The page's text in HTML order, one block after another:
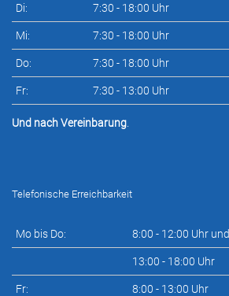
Di: 7:30 - 18:00 Uhr
Mi: 7:30 - 18:00 Uhr
Do: 7:30 - 18:00 Uhr
Fr: 7:30 - 13:00 Uhr
Und nach Vereinbarung
Telefonische Erreichbarkeit
Mo bis Do: 8:00 - 12:00 Uhr und
13:00 - 18:00 Uhr
Fr: 8:00 - 13:00 Uhr